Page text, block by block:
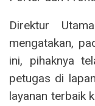
Direktur
mengatakan,
ini, pihaknya
petugas di
layanan terbaik